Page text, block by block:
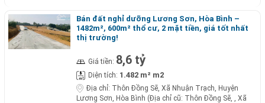
Bán đất nghỉ dưỡng Lương Sơn, Hòa Bình –
1482m², 600m² thổ cư, 2 mặt tiền, giá tốt nhất
thị trường!
Giá tiền: 8,6 tỷ
Diện tích: 1.482 m² m2
Địa chỉ: Thôn Đồng Sẽ, Xã Nhuận Trạch, Huyện
Lương Sơn, Hòa Bình (Địa chỉ cũ: Thôn Đồng Sẽ, , Xã